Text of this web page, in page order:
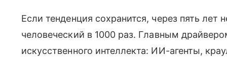
Если тенденция сохранится, через пять лет
человеческий в 1000 раз. Главным
искусственного интеллекта: ИИ-агенты,